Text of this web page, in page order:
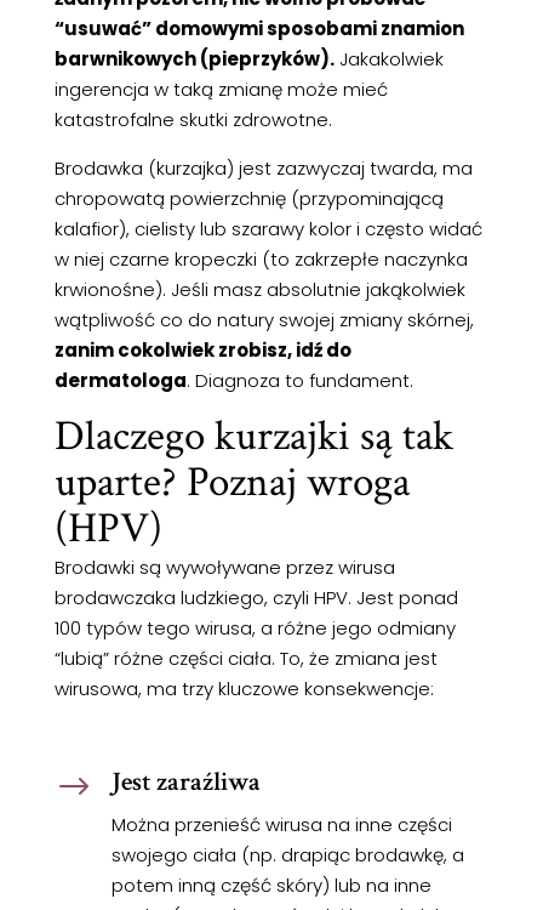
“usuwać” domowymi sposobami znamion
barwnikowych (pieprzyków).Jakakolwiek
ingerencja w taką zmianę może mieć
katastrofalne skutki zdrowotne.
Brodawka (kurzajka) jest zazwyczaj twarda, ma
chropowatą powierzchnię (przypominającą
kalafior), cielisty lub szarawy kolor i często widać
w niej czarne kropeczki (to zakrzepłe naczynka
krwionośne). Jeśli masz absolutnie jakąkolwiek
wątpliwość co do natury swojej zmiany skórnej,
zanim cokolwiek zrobisz, idź do
dermatologa. Diagnoza to fundament.
Dlaczego kurzajki są tak
uparte? Poznaj wroga
(HPV)
Brodawki są wywoływane przez wirusa
brodawczaka ludzkiego, czyli HPV. Jest ponad
100 typów tego wirusa, a różne jego odmiany
“lubią” różne części ciała. To, że zmiana jest
wirusowa, ma trzy kluczowe konsekwencje:
$ Jest zaraźliwa
Można przenieść wirusa na inne części
swojego ciała (np. drapiąc brodawkę, a
potem inną część skóry) lub na inne